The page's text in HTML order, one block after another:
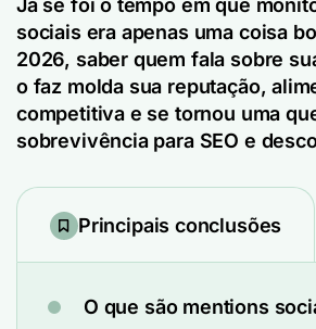
Já se foi o tempo em que
sociais era apenas uma coisa
2026, saber quem fala sobre
o faz molda sua reputação,
competitiva e se tornou uma
sobrevivência para SEO e
Principais conclusões
O que são mentions